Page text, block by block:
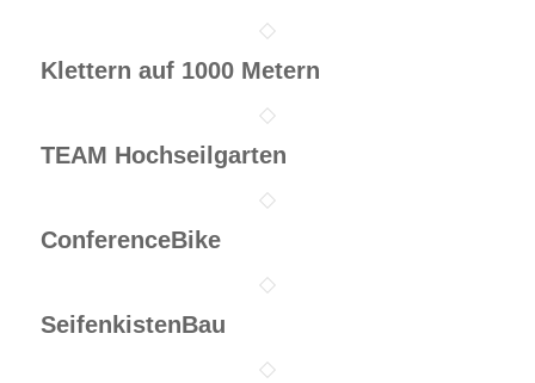
Klettern auf 1000 Metern
TEAM Hochseilgarten
ConferenceBike
SeifenkistenBau